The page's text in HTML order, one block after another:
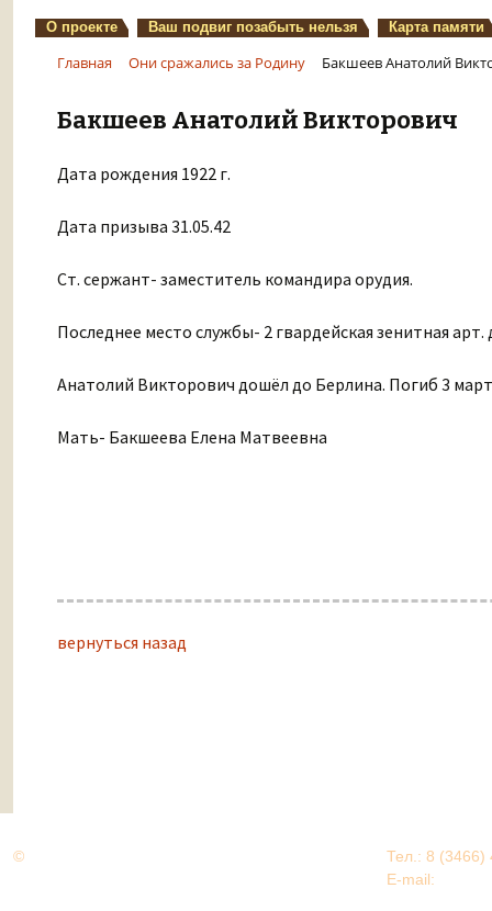
О проекте Ваш подвиг позабыть нельзя Карта памяти
Главная Они сражались за Родину Бакшеев Анатолий
Бакшеев Анатолий Викторович
Дата рождения 1922 г.
Дата призыва 31.05.42
Ст. сержант- заместитель командира орудия.
Последнее место службы- 2 гвардейская зенитная арт.
Анатолий Викторович дошёл до Берлина. Погиб 3
Мать- Бакшеева Елена Матвеевна
вернуться назад
©
Тел.: 8 (3466)
E-mail: